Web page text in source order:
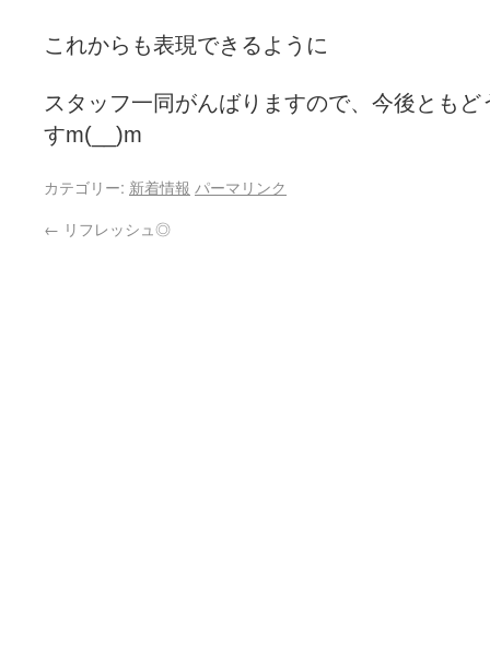
これからも表現できるように
スタッフ一同がんばりますので、今後とも
すm(__)m
カテゴリー: 新着情報 パーマリンク
← リフレッシュ◎